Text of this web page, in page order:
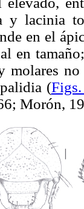
y lacinia
en el
en
molares
(
Morón,